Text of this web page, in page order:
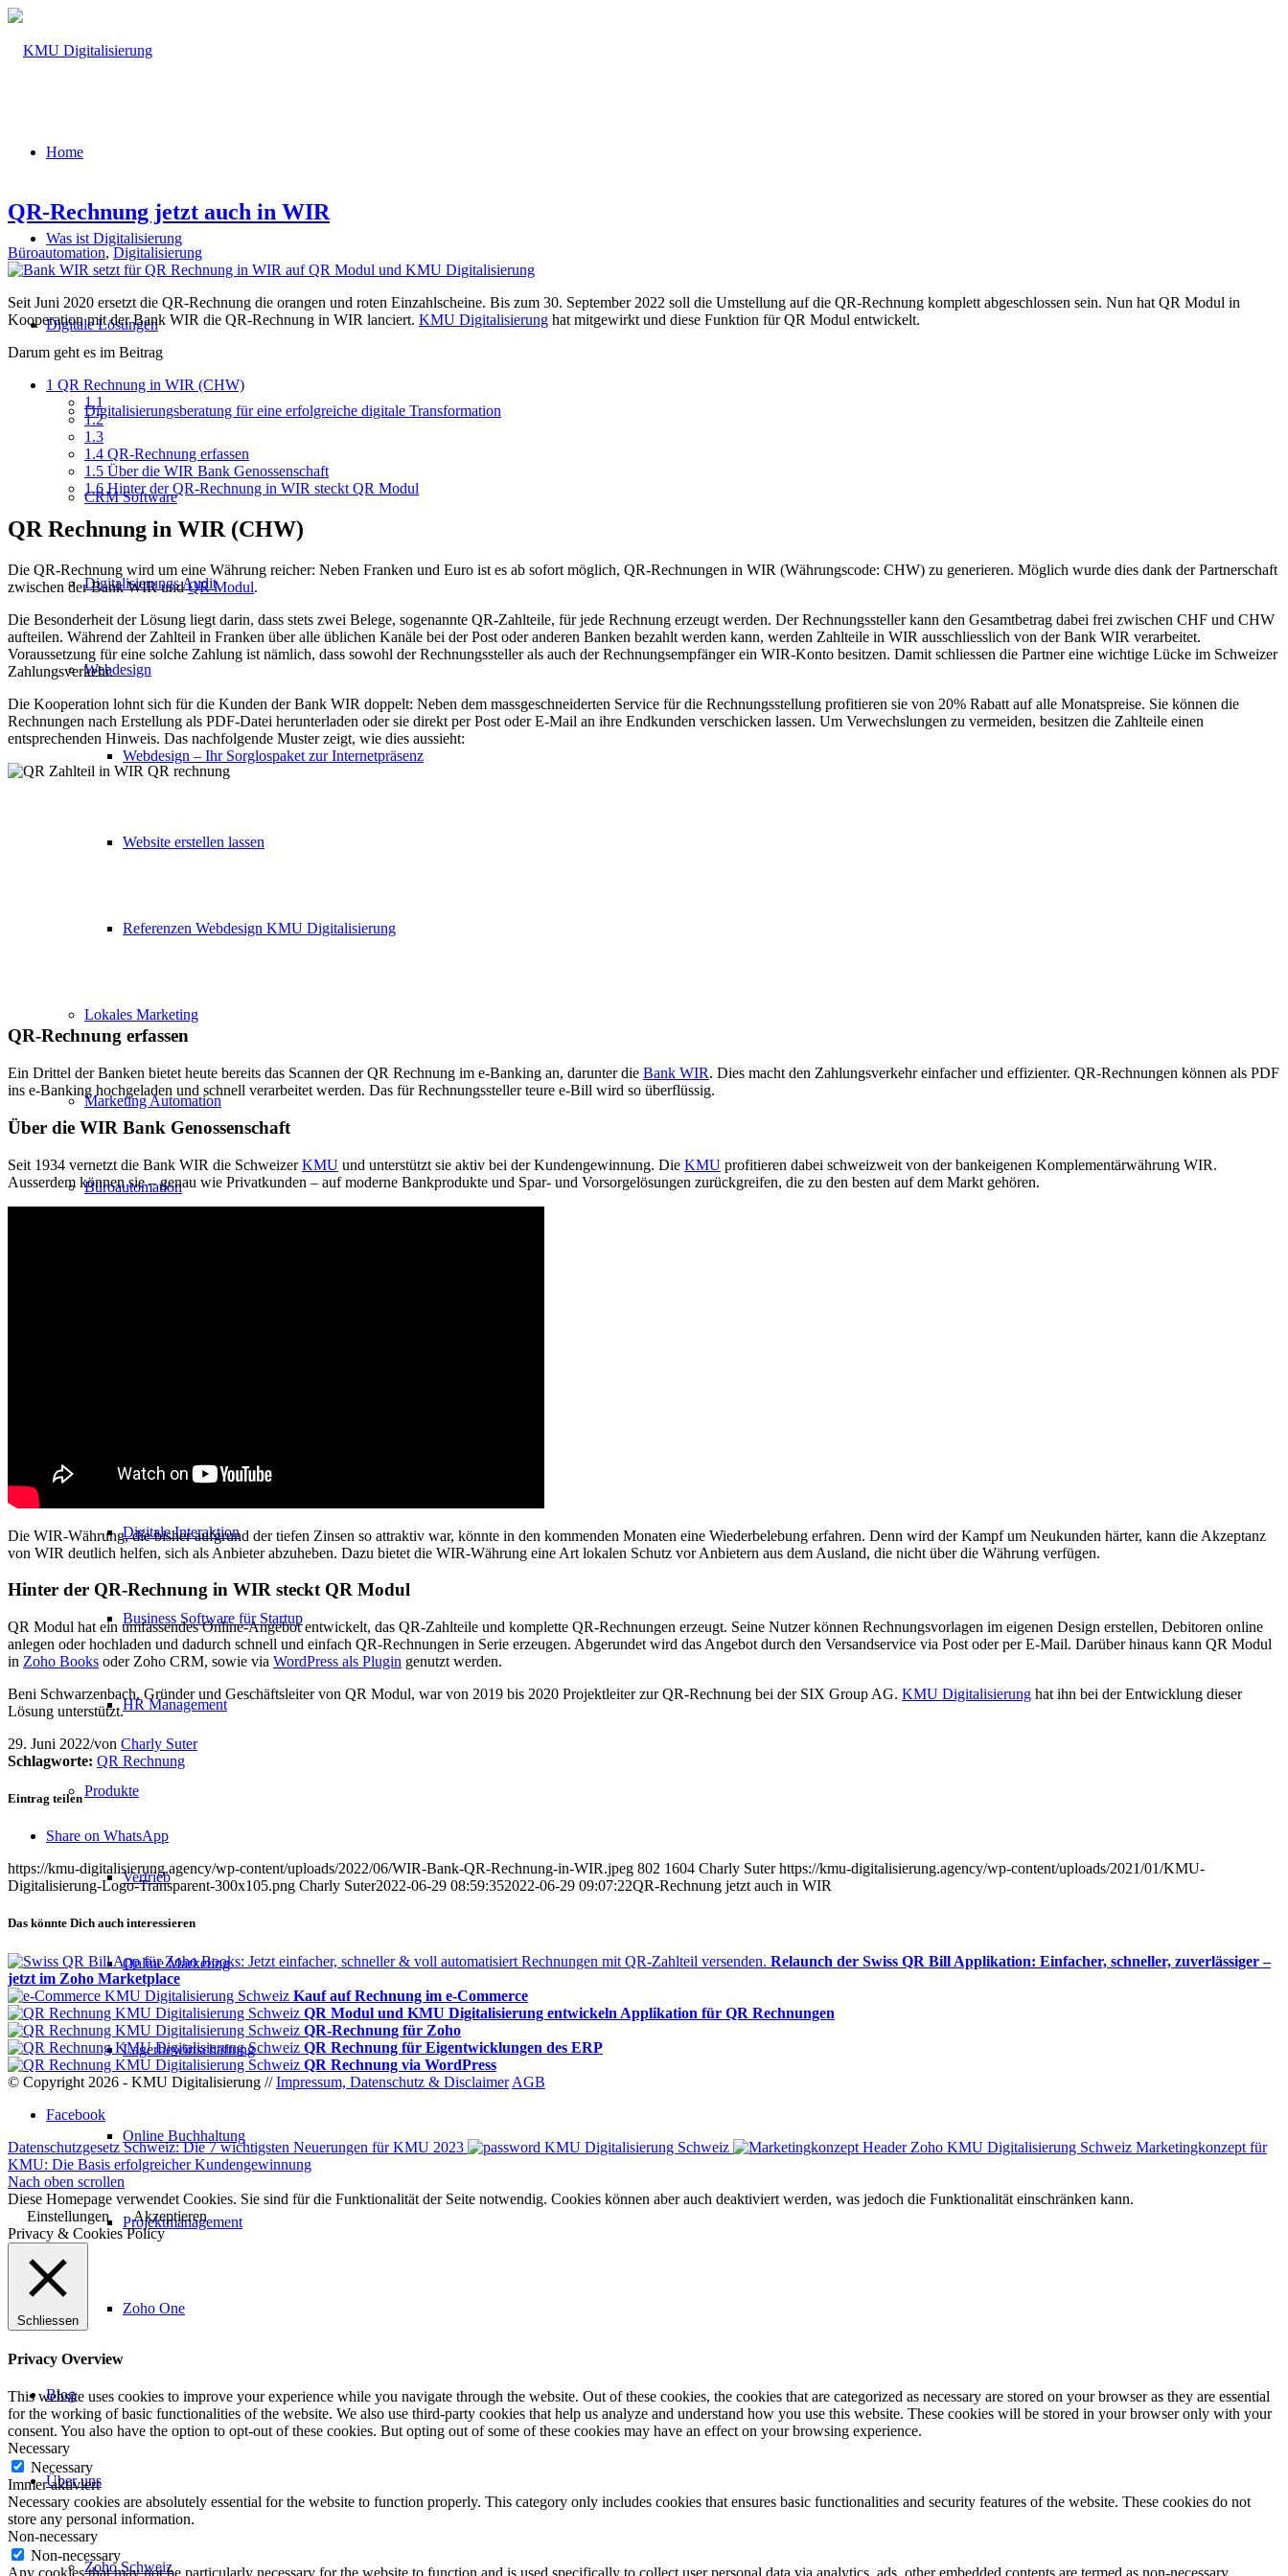
Home
Was ist Digitalisierung
Digitale Lösungen
Digitalisierungsberatung für eine erfolgreiche digitale Transformation
CRM Software
Digitalisierungs Audit
Webdesign
Webdesign – Ihr Sorglospaket zur Internetpräsenz
Website erstellen lassen
Referenzen Webdesign KMU Digitalisierung
Lokales Marketing
Marketing Automation
Büroautomation
Digitale Interaktion
Business Software für Startup
HR Management
Produkte
Vertrieb
Online Marketing
Lagerbewirtschaftung
Online Buchhaltung
Projektmanagement
Zoho One
Blog
Über uns
Zoho Schweiz
QR-Rechnung jetzt auch in WIR
Büroautomation, Digitalisierung
Seit Juni 2020 ersetzt die QR-Rechnung die orangen und roten Einzahlscheine. Bis zum 30. September 2022 soll die Umstellung auf die QR-Rechnung komplett abgeschlossen sein. Nun hat QR Modul in
Kooperation mit der Bank WIR die QR-Rechnung in WIR lanciert. KMU Digitalisierung hat mitgewirkt und diese Funktion für QR Modul entwickelt.
Darum geht es im Beitrag
1 QR Rechnung in WIR (CHW)
1.1
1.2
1.3
1.4 QR-Rechnung erfassen
1.5 Über die WIR Bank Genossenschaft
1.6Hinter der QR-Rechnung in WIR steckt QR Modul
QR Rechnung in WIR (CHW)
Die QR-Rechnung wird um eine Währung reicher: Neben Franken und Euro ist es ab sofort möglich, QR-Rechnungen in WIR (Währungscode: CHW) zu generieren. Möglich wurde dies dank der Partnerschaft
zwischen der Bank WIR undQR Modul.
Die Besonderheit der Lösung liegt darin, dass stets zwei Belege, sogenannte QR-Zahlteile, für jede Rechnung erzeugt werden. Der Rechnungssteller kann den Gesamtbetrag dabei frei zwischen CHF und CHW
aufteilen. Während der Zahlteil in Franken über alle üblichen Kanäle bei der Post oder anderen Banken bezahlt werden kann, werden Zahlteile in WIR ausschliesslich von der Bank WIR verarbeitet.
Voraussetzung für eine solche Zahlung ist nämlich, dass sowohl der Rechnungssteller als auch der Rechnungsempfänger ein WIR-Konto besitzen. Damit schliessen die Partner eine wichtige Lücke im Schweizer
Zahlungsverkehr.
Die Kooperation lohnt sich für die Kunden der Bank WIR doppelt: Neben dem massgeschneiderten Service für die Rechnungsstellung profitieren sie von 20% Rabatt auf alle Monatspreise. Sie können die
Rechnungen nach Erstellung als PDF-Datei herunterladen oder sie direkt per Post oder E-Mail an ihre Endkunden verschicken lassen. Um Verwechslungen zu vermeiden, besitzen die Zahlteile einen
entsprechenden Hinweis. Das nachfolgende Muster zeigt, wie dies aussieht:
QR-Rechnung erfassen
Ein Drittel der Banken bietet heute bereits das Scannen der QR Rechnung im e-Banking an, darunter die Bank WIR. Dies macht den Zahlungsverkehr einfacher und effizienter. QR-Rechnungen können als PDF
ins e-Banking hochgeladen und schnell verarbeitet werden. Das für Rechnungssteller teure e-Bill wird so überflüssig.
Über die WIR Bank Genossenschaft
Seit 1934 vernetzt die Bank WIR die SchweizerKMU und unterstützt sie aktiv bei der Kundengewinnung. Die KMU profitieren dabei schweizweit von der bankeigenen Komplementärwährung WIR.
Ausserdem können sie – genau wie Privatkunden – auf moderne Bankprodukte und Spar- und Vorsorgelösungen zurückgreifen, die zu den besten auf dem Markt gehören.
Die WIR-Währung, die bisher aufgrund der tiefen Zinsen so attraktiv war, könnte in den kommenden Monaten eine Wiederbelebung erfahren. Denn wird der Kampf um Neukunden härter, kann die Akzeptanz
von WIR deutlich helfen, sich als Anbieter abzuheben. Dazu bietet die WIR-Währung eine Art lokalen Schutz vor Anbietern aus dem Ausland, die nicht über die Währung verfügen.
Hinter der QR-Rechnung in WIR steckt QR Modul
QR Modul hat ein umfassendes Online-Angebot entwickelt, das QR-Zahlteile und komplette QR-Rechnungen erzeugt. Seine Nutzer können Rechnungsvorlagen im eigenen Design erstellen, Debitoren online
anlegen oder hochladen und dadurch schnell und einfach QR-Rechnungen in Serie erzeugen. Abgerundet wird das Angebot durch den Versandservice via Post oder per E-Mail. Darüber hinaus kann QR Modul
in Zoho Books oder Zoho CRM, sowie via WordPress als Plugin genutzt werden.
Beni Schwarzenbach, Gründer und Geschäftsleiter von QR Modul, war von 2019 bis 2020 Projektleiter zur QR-Rechnung bei der SIX Group AG. KMU Digitalisierung hat ihn bei der Entwicklung dieser
Lösung unterstützt.
29. Juni 2022/von Charly Suter
Schlagworte: QR Rechnung
Eintrag teilen
Share on WhatsApp
https://kmu-digitalisierung.agency/wp-content/uploads/2022/06/WIR-Bank-QR-Rechnung-in-WIR.jpeg 802 1604 Charly Suter https://kmu-digitalisierung.agency/wp-content/uploads/2021/01/KMU-
Digitalisierung-Logo-Transparent-300x105.png Charly Suter2022-06-29 08:59:352022-06-29 09:07:22QR-Rechnung jetzt auch in WIR
Das könnte Dich auch interessieren
Relaunch der Swiss QR Bill Applikation: Einfacher, schneller, zuverlässiger –
jetzt im Zoho Marketplace
Kauf auf Rechnung im e-Commerce
QR Modul und KMU Digitalisierung entwickeln Applikation für QR Rechnungen
QR-Rechnung für Zoho
QR Rechnung für Eigentwicklungen des ERP
QR Rechnung via WordPress
© Copyright 2026 - KMU Digitalisierung //Impressum, Datenschutz & Disclaimer AGB
Facebook
Datenschutzgesetz Schweiz: Die 7 wichtigsten Neuerungen für KMU 2023
Marketingkonzept für
KMU: Die Basis erfolgreicher Kundengewinnung
Nach oben scrollen
Diese Homepage verwendet Cookies. Sie sind für die Funktionalität der Seite notwendig. Cookies können aber auch deaktiviert werden, was jedoch die Funktionalität einschränken kann.
Einstellungen
Akzeptieren
Privacy & Cookies Policy
Schliessen
Privacy Overview
This website uses cookies to improve your experience while you navigate through the website. Out of these cookies, the cookies that are categorized as necessary are stored on your browser as they are essential
for the working of basic functionalities of the website. We also use third-party cookies that help us analyze and understand how you use this website. These cookies will be stored in your browser only with your
consent. You also have the option to opt-out of these cookies. But opting out of some of these cookies may have an effect on your browsing experience.
Necessary
Necessary
Immer aktiviert
Necessary cookies are absolutely essential for the website to function properly. This category only includes cookies that ensures basic functionalities and security features of the website. These cookies do not
store any personal information.
Non-necessary
Non-necessary